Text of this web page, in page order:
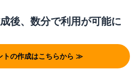
後、数分で利用が可能に
トの作成はこちらから ≫